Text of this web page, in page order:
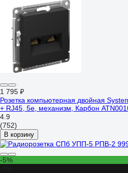
1 795 ₽
Розетка компьютерная двойная
+ RJ45, 5e, механизм, Карбон
4.9
(752)
В корзину
-5%